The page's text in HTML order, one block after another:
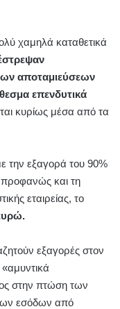
χαμηλά καταθετικά
αποταμιεύσεων
επενδυτικά
κυρίως μέσα από τα
την εξαγορά του 90%
προφανώς και τη
εταιρείας, το
εξαγορές στον
στην πτώση των
εσόδων από